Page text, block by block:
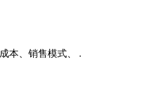
本、销售模式、 .